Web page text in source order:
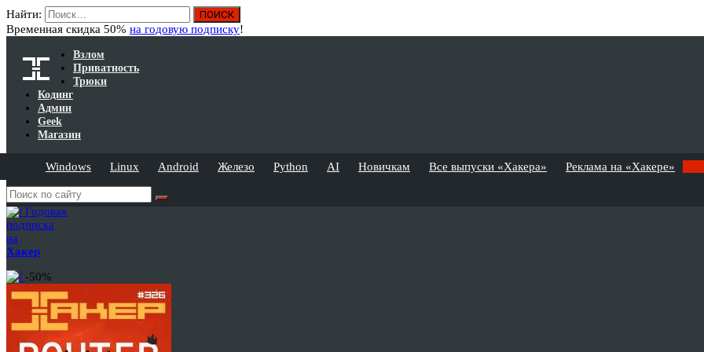
Найти:
Временная скидка 50% на годовую подписку!
Взлом
Приватность
Трюки
Кодинг
Админ
Geek
Магазин
Windows Linux Android Железо Python AI Новичкам Все выпуски «Хакера» Реклама на «Хакере»
Годовая
подписка
на
Хакер
-50%